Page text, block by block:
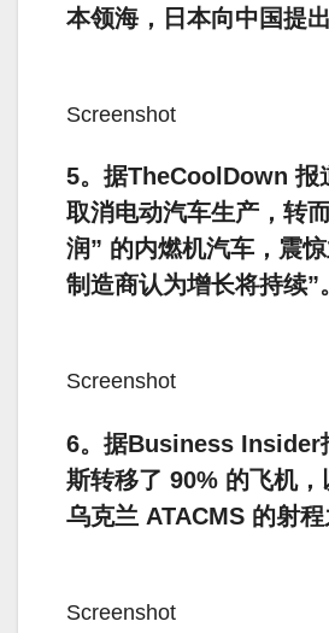
本领海，日本向中国提出
Screenshot
5。据TheCoolDown 报
取消电动汽车生产，转
润” 的内燃机汽车，震
制造商认为增长将持续”。
Screenshot
6。据Business Insider
斯转移了 90% 的飞机
乌克兰 ATACMS 的射程
Screenshot